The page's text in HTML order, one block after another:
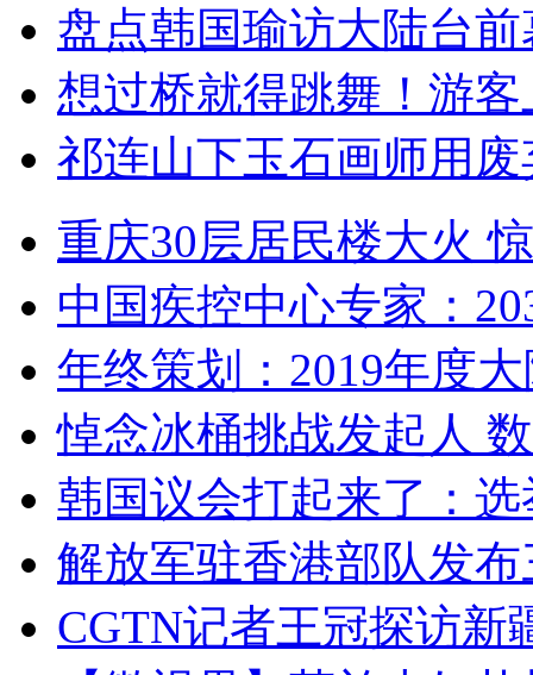
盘点韩国瑜访大陆台
想过桥就得跳舞！游客
祁连山下玉石画师用
重庆30层居民楼大火
中国疾控中心专家：
年终策划：2019年度
悼念冰桶挑战发起人
韩国议会打起来了：
解放军驻香港部队发
CGTN记者王冠探访新